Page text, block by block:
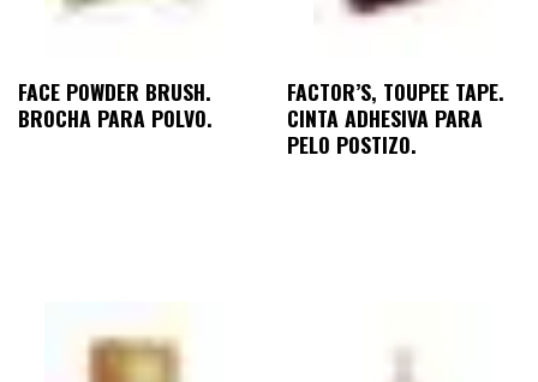
FACE POWDER BRUSH.
BROCHA PARA POLVO.
FACTOR’S, TOUPEE TAPE.
CINTA ADHESIVA PARA
PELO POSTIZO.